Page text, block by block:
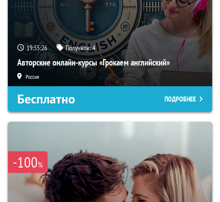
19:55:24 Получили:4
Авторские онлайн-курсы «Грокаем английский»
Россия
Бесплатно ПОДРОБНЕЕ
-100%